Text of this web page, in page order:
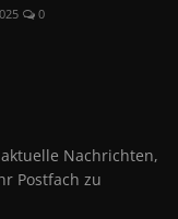
0
Nachrichten,
Postfach zu